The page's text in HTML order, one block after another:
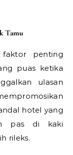
Tamu
faktor penting
puas ketika
ulasan
hotel yang
pas di kaki
rileks.